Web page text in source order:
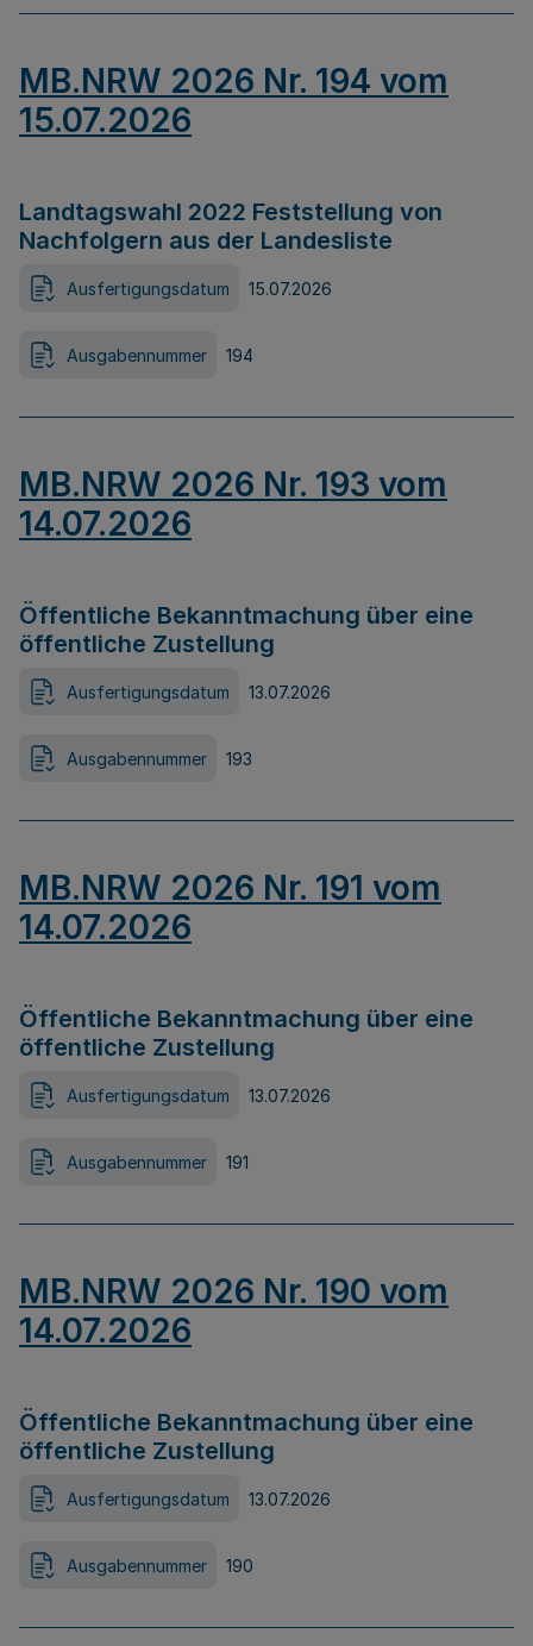
MB.NRW 2026 Nr. 194 vom
15.07.2026
Landtagswahl 2022 Feststellung von
Nachfolgern aus der Landesliste
Ausfertigungsdatum 15.07.2026
Ausgabennummer 194
MB.NRW 2026 Nr. 193 vom
14.07.2026
Öffentliche Bekanntmachung über eine
öffentliche Zustellung
Ausfertigungsdatum 13.07.2026
Ausgabennummer 193
MB.NRW 2026 Nr. 191 vom
14.07.2026
Öffentliche Bekanntmachung über eine
öffentliche Zustellung
Ausfertigungsdatum 13.07.2026
Ausgabennummer 191
MB.NRW 2026 Nr. 190 vom
14.07.2026
Öffentliche Bekanntmachung über eine
öffentliche Zustellung
Ausfertigungsdatum 13.07.2026
Ausgabennummer 190